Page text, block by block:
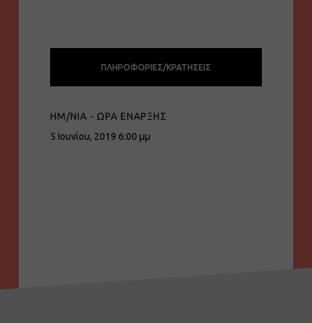
ΠΛΗΡΟΦΟΡΊΕΣ/ΚΡΑΤΉΣΕΙΣ
ΗΜ/ΝΙΑ - ΏΡΑ ΈΝΑΡΞΗΣ
5 Ιουνίου, 2019 6:00 μμ